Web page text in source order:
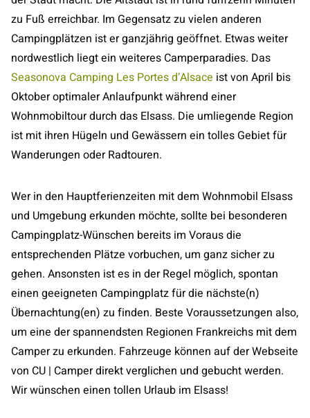
zu Fuß erreichbar. Im Gegensatz zu vielen anderen
Campingplätzen ist er ganzjährig geöffnet. Etwas weiter
nordwestlich liegt ein weiteres Camperparadies. Das
Seasonova Camping Les Portes d’Alsace ist von April bis
Oktober optimaler Anlaufpunkt während einer
Wohnmobiltour durch das Elsass. Die umliegende Region
ist mit ihren Hügeln und Gewässern ein tolles Gebiet für
Wanderungen oder Radtouren.
Wer in den Hauptferienzeiten mit dem Wohnmobil Elsass
und Umgebung erkunden möchte, sollte bei besonderen
Campingplatz-Wünschen bereits im Voraus die
entsprechenden Plätze vorbuchen, um ganz sicher zu
gehen. Ansonsten ist es in der Regel möglich, spontan
einen geeigneten Campingplatz für die nächste(n)
Übernachtung(en) zu finden. Beste Voraussetzungen also,
um eine der spannendsten Regionen Frankreichs mit dem
Camper zu erkunden. Fahrzeuge können auf der Webseite
von CU | Camper direkt verglichen und gebucht werden.
Wir wünschen einen tollen Urlaub im Elsass!